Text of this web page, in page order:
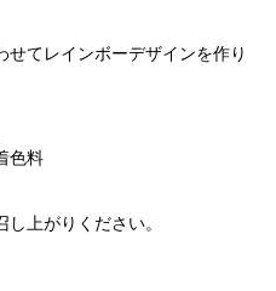
せてレインボーデザインを作り
色料
上がりください。